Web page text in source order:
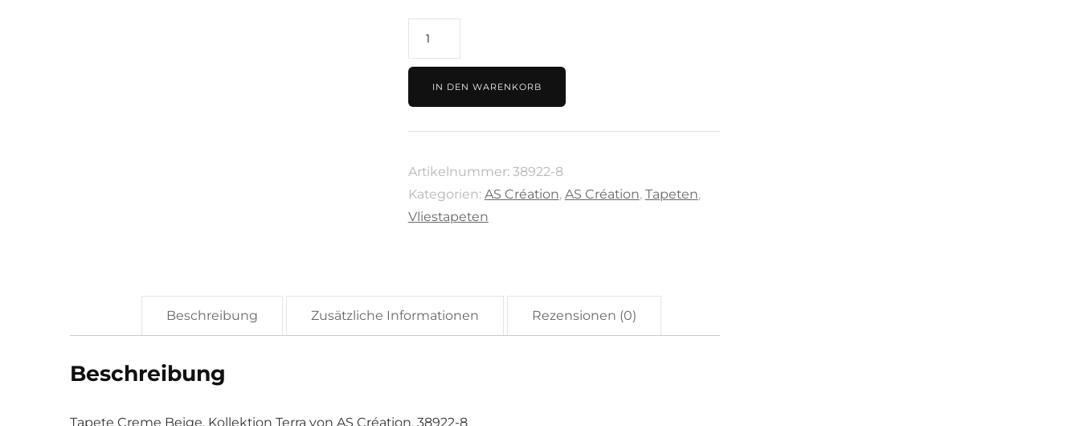
Tapete
Creme
Beige,
Kollektion
Terra
AS
Création,
38922-
IN DEN WARENKORB
Artikelnummer: 38922-8
Kategorien: AS Création, AS Création, Tapeten,
Vliestapeten
Beschreibung Zusätzliche Informationen Rezensionen (0)
Beschreibung
Tapete Creme Beige, Kollektion Terra von AS Création, 38922-8